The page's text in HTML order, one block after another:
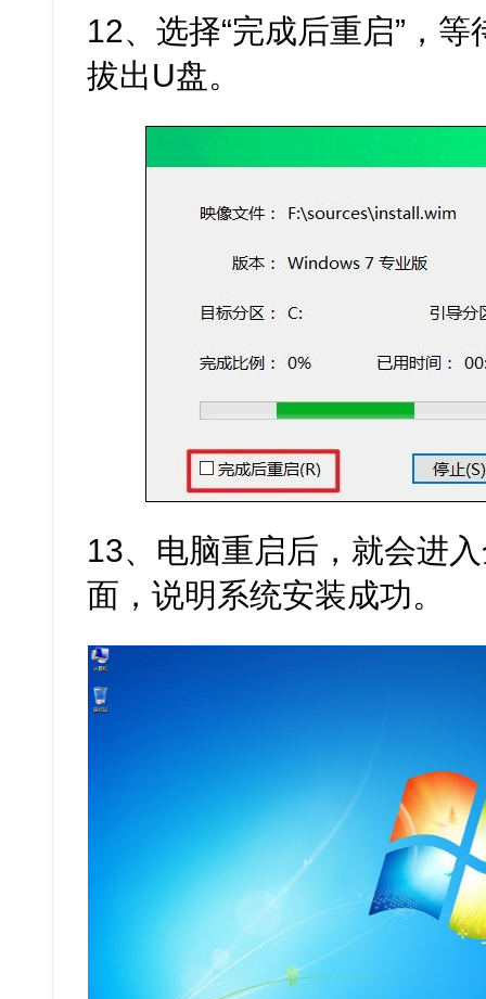
12、选择“完成后重启”，
拔出U盘。
13、电脑重启后，就会进
面，说明系统安装成功。